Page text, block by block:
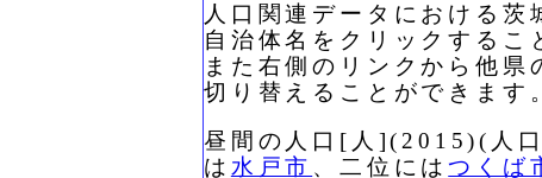
人口関連データにおける
自治体名をクリックするこ
また右側のリンクから他
切り替えることができます
昼間の人口[人](2015)(人口
は 水戸市 、二位にはつくば